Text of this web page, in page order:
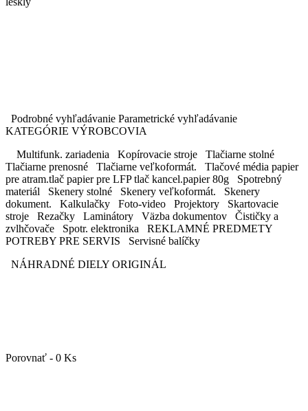
Podrobné vyhľadávanie Parametrické vyhľadávanie
KATEGÓRIE VÝROBCOVIA
Multifunk. zariadenia Kopírovacie stroje Tlačiarne stolné
Tlačiarne prenosné Tlačiarne veľkoformát. Tlačové média papier
pre atram.tlač papier pre LFP tlač kancel.papier 80g Spotrebný
materiál Skenery stolné Skenery veľkoformát. Skenery
dokument. Kalkulačky Foto-video Projektory Skartovacie
stroje Rezačky Laminátory Väzba dokumentov Čističky a
zvlhčovače Spotr. elektronika REKLAMNÉ PREDMETY
POTREBY PRE SERVIS Servisné balíčky
NÁHRADNÉ DIELY ORIGINÁL
Porovnať - 0 Ks